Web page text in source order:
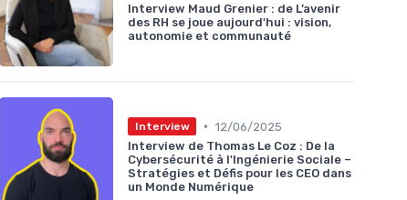
Interview Maud Grenier : de L’avenir
des RH se joue aujourd'hui : vision,
autonomie et communauté
Interview • 12/06/2025
Interview de Thomas Le Coz : De la
Cybersécurité à l'Ingénierie Sociale –
Stratégies et Défis pour les CEO dans
un Monde Numérique